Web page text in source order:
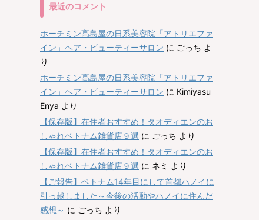
最近のコメント
ホーチミン髙島屋の日系美容院「アトリエファ
イン」ヘア・ビューティーサロン に ごっち よ
り
ホーチミン髙島屋の日系美容院「アトリエファ
イン」ヘア・ビューティーサロン に Kimiyasu
Enya より
【保存版】在住者おすすめ！タオディエンのお
しゃれベトナム雑貨店９選 に ごっち より
【保存版】在住者おすすめ！タオディエンのお
しゃれベトナム雑貨店９選 に ネミ より
【ご報告】ベトナム14年目にして首都ハノイに
引っ越しました～今後の活動やハノイに住んだ
感想～ に ごっち より